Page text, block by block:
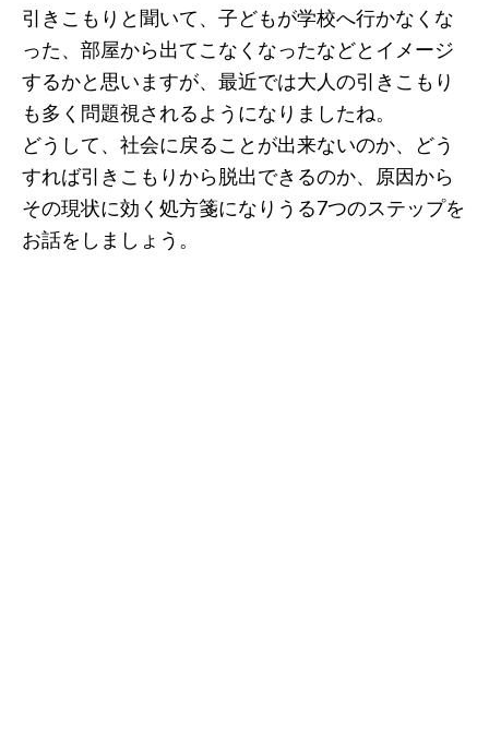
引きこもりと聞いて、子どもが学校へ行かなくな
った、部屋から出てこなくなったなどとイメージ
するかと思いますが、最近では大人の引きこもり
も多く問題視されるようになりましたね。
どうして、社会に戻ることが出来ないのか、どう
すれば引きこもりから脱出できるのか、原因から
その現状に効く処方箋になりうる7つのステップを
お話をしましょう。